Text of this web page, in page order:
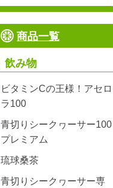
商品一覧
飲み物
ビタミンCの王様！アセロ
ラ100
青切りシークヮーサー100
プレミアム
琉球桑茶
青切りシークヮーサー専